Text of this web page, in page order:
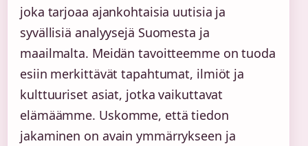
joka tarjoaa ajankohtaisia uutisia ja
syvällisiä analyysejä Suomesta ja
maailmalta. Meidän tavoitteemme on tuoda
esiin merkittävät tapahtumat, ilmiöt ja
kulttuuriset asiat, jotka vaikuttavat
elämäämme. Uskomme, että tiedon
jakaminen on avain ymmärrykseen ja